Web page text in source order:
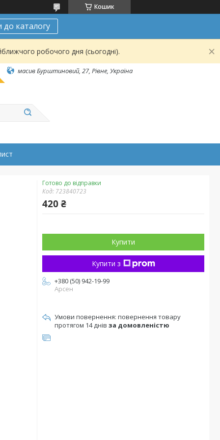
Кошик
до каталогу
робочого дня (сьогодні).
масив Бурштиновий, 27, Рівне, Україна
Готово до відправки
Код: 723840723
420 ₴
Купити
Купити з
+380 (50) 942-19-99
Арсен
повернення товару
протягом 14 днів за домовленістю